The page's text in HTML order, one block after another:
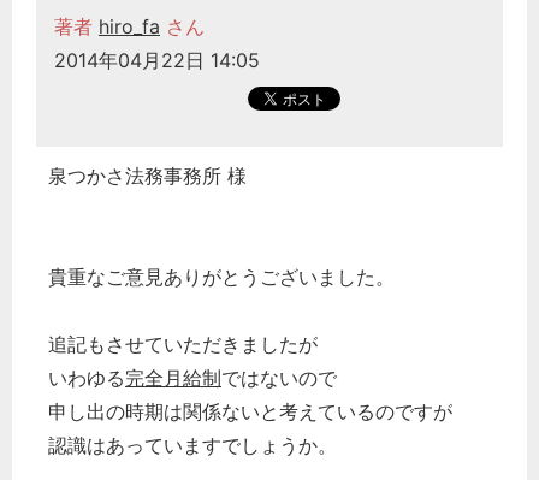
著者 hiro_fa さん
2014年04月22日 14:05
泉つかさ法務事務所 様
貴重なご意見ありがとうございました。
追記もさせていただきましたが
いわゆる完全月給制ではないので
申し出の時期は関係ないと考えているのですが
認識はあっていますでしょうか。